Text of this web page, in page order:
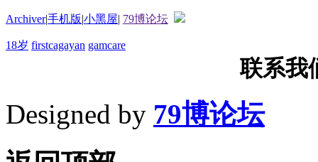
Archiver|手机版|小黑屋| 79博论坛
18岁 firstcagayan gamcare
联系我
Designed by 79博论坛